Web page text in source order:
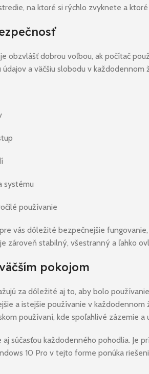
na ktoré si rýchlo zvyknete a
obzvlášť dobrou voľbou, ak počítač
a väčšiu slobodu v každodennom
systému
používanie
vás dôležité bezpečnejšie
zároveň stabilný, všestranný a ľahko
pokojom
za dôležité aj to, aby bolo
a istejšie používanie v
používaní, kde spoľahlivé zázemie
súčasťou každodenného pohodlia.
10 Pro v tejto forme ponúka